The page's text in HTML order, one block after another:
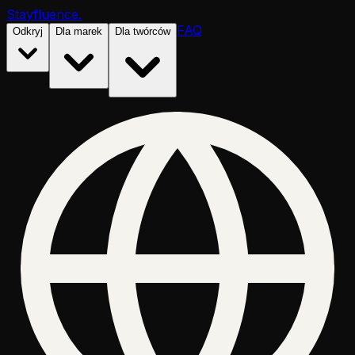
Stayfluence.
Odkryj Dla marek Dla twórców FAQ